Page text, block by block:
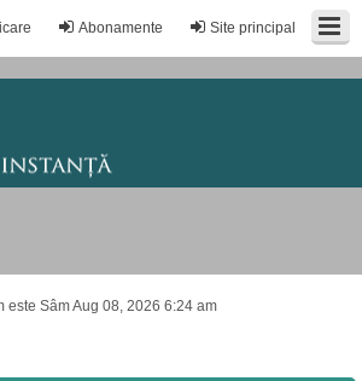
Site principal
Abonamente
este Sâm Aug 08, 2026 6:24 am